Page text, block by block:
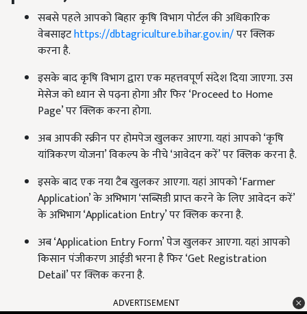
सबसे पहले आपको बिहार कृषि विभाग पोर्टल की अधिकारिक
वेबसाइटhttps://dbtagriculture.bihar.gov.in/पर क्लिक
करना है.
इसके बाद कृषि विभाग द्वारा एक महत्तवपूर्ण संदेश दिया जाएगा. उस
मेसेज को ध्यान से पढ़ना होगा और फिर ‘Proceed to Home
Page’ पर क्लिक करना होगा.
अब आपकी स्क्रीन पर होमपेज खुलकर आएगा. यहां आपको ‘कृषि
यांत्रिकरण योजना’ विकल्प के नीचे ‘आवेदन करें’ पर क्लिक करना है.
इसके बाद एक नया टैब खुलकर आएगा. यहां आपको ‘Farmer
Application’ के अभिभाग ‘सब्सिडी प्राप्त करने के लिए आवेदन करें’
के अभिभाग ‘Application Entry’ पर क्लिक करना है.
अब ‘Application Entry Form’ पेज खुलकर आएगा. यहां आपको
किसान पंजीकरण आईडी भरना है फिर ‘Get Registration
Detail’ पर क्लिक करना है.
ADVERTISEMENT